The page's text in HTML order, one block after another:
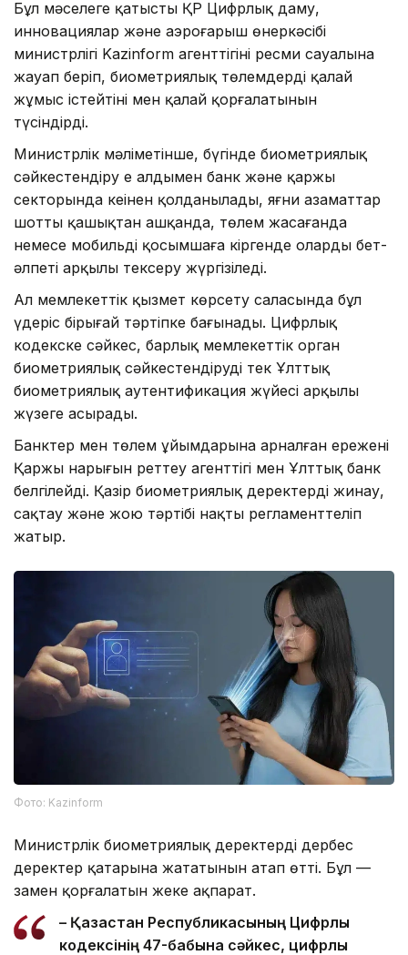
Бұл мәселеге қатысты ҚР Цифрлық даму,
инновациялар және аэроғарыш өнеркәсібі
министрлігі Kazinform агенттігінің ресми сауалына
жауап беріп, биометриялық төлемдердің қалай
жұмыс істейтіні мен қалай қорғалатынын
түсіндірді.
Министрлік мәліметінше, бүгінде биометриялық
сәйкестендіру ең алдымен банк және қаржы
секторында кеңінен қолданылады, яғни азаматтар
шотты қашықтан ашқанда, төлем жасағанда
немесе мобильді қосымшаға кіргенде олардың бет-
әлпеті арқылы тексеру жүргізіледі.
Ал мемлекеттік қызмет көрсету саласында бұл
үдеріс бірыңғай тәртіпке бағынады. Цифрлық
кодекске сәйкес, барлық мемлекеттік орган
биометриялық сәйкестендіруді тек Ұлттық
биометриялық аутентификация жүйесі арқылы
жүзеге асырады.
Банктер мен төлем ұйымдарына арналған ережені
Қаржы нарығын реттеу агенттігі мен Ұлттық банк
белгілейді. Қазір биометриялық деректерді жинау,
сақтау және жою тәртібі нақты регламенттеліп
жатыр.
Фото: Kazinform
Министрлік биометриялық деректердің дербес
деректер қатарына жататынын атап өтті. Бұл —
заңмен қорғалатын жеке ақпарат.
– Қазақстан Республикасының Цифрлық
кодексінің 47-бабына сәйкес, цифрлық